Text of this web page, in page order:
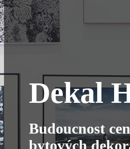
Dekal
Budoucnost
bytových